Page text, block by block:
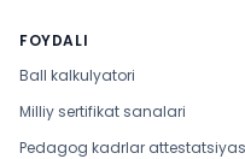
FOYDALI
Ball kalkulyatori
Milliy sertifikat sanalari
Pedagog kadrlar